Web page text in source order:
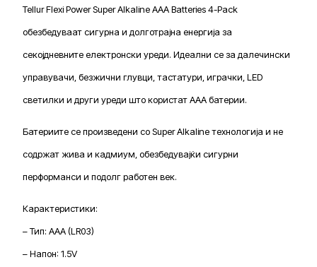
Tellur Flexi Power Super Alkaline AAA Batteries 4-Pack
обезбедуваат сигурна и долготрајна енергија за
секојдневните електронски уреди. Идеални се за далечински
управувачи, безжични глувци, тастатури, играчки, LED
светилки и други уреди што користат AAA батерии.
Батериите се произведени со Super Alkaline технологија и не
содржат жива и кадмиум, обезбедувајќи сигурни
перформанси и подолг работен век.
Карактеристики:
– Тип: AAA (LR03)
– Напон: 1.5V